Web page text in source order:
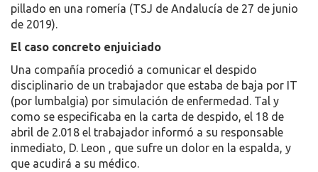
pillado en una romería (TSJ de Andalucía de 27 de junio
de 2019).
El caso concreto enjuiciado
Una compañía procedió a comunicar el despido
disciplinario de un trabajador que estaba de baja por IT
(por lumbalgia) por simulación de enfermedad. Tal y
como se especificaba en la carta de despido, el 18 de
abril de 2.018 el trabajador informó a su responsable
inmediato, D. Leon , que sufre un dolor en la espalda, y
que acudirá a su médico.